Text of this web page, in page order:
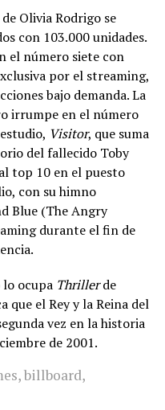
Olivia Rodrigo se
con 103.000 unidades.
el número siete con
por el streaming,
bajo demanda. La
irrumpe en el número
Visitor, que suma
del fallecido Toby
top 10 en el puesto
con su himno
Blue (The Angry
durante el fin de
ocupa Thrillerde
que el Rey y la Reina del
vez en la historia
de 2001.
,billboard,